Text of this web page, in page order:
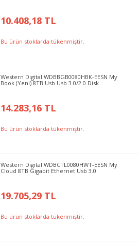
10.408,18 TL
Bu ürün stoklarda tükenmiştir.
Western Digital WDBBGB0080HBK-EESN My
Book (Yeni) 8TB Usb Usb 3.0/2.0 Disk
14.283,16 TL
Bu ürün stoklarda tükenmiştir.
Western Digital WDBCTL0080HWT-EESN My
Cloud 8TB Gigabit Ethernet Usb 3.0
19.705,29 TL
Bu ürün stoklarda tükenmiştir.